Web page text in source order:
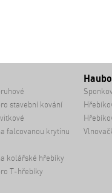
stavební kování
falcovanou krytinu
kolářské hřebíky
T-hřebíky